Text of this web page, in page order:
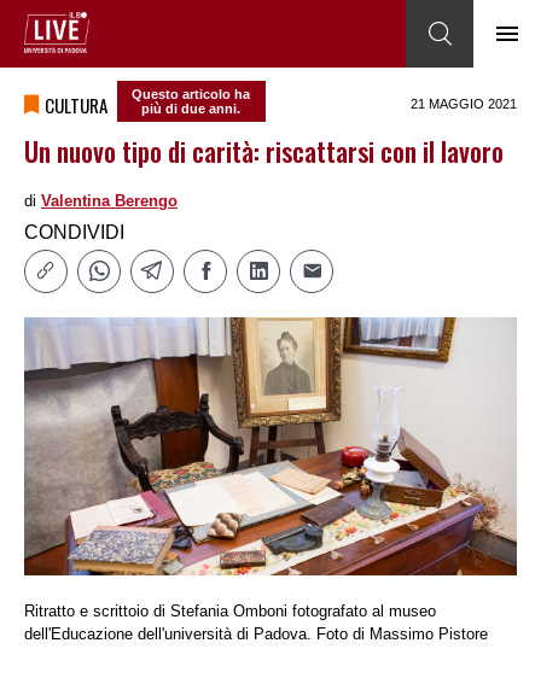
CULTURA
Questo articolo ha
più di due anni.
21 MAGGIO 2021
Un nuovo tipo di carità: riscattarsi con il lavoro
di Valentina Berengo
CONDIVIDI
Ritratto e scrittoio di Stefania Omboni fotografato al museo
dell'Educazione dell'università di Padova. Foto di Massimo Pistore